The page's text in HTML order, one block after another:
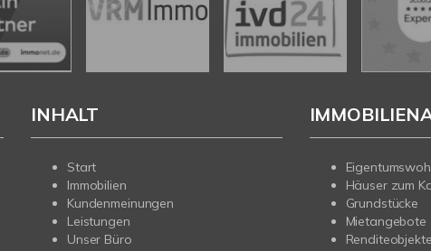
INHALT
Start
Immobilien
Kundenmeinungen
Leistungen
Unser Büro
Häuser zum
Grundstücke
Mietangebote
Renditeobjekte